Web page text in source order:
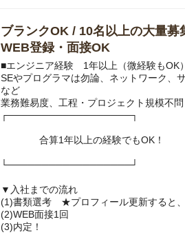
ブランクOK / 10名以上の大量募
WEB登録・面接OK
■エンジニア経験 1年以上（微経験もOK）
SEやプログラマは勿論、ネットワーク、
など
業務難易度、工程・プロジェクト規模不問
┌──────────────────┐
合算1年以上の経験でもOK！
└──────────────────┘
▼入社までの流れ
(1)書類選考 ★プロフィール更新すると、
(2)WEB面接1回
(3)内定！